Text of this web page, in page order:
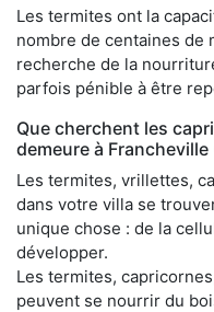
Les termites ont la
nombre de centaines de
recherche de la
parfois pénible à être
Que cherchent les
demeure à Francheville
Les termites, vrillettes,
dans votre villa se
unique chose : de la
développer.
Les termites,
peuvent se nourrir du